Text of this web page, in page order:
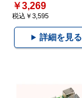
￥3,269
税込￥3,595
詳細を見る